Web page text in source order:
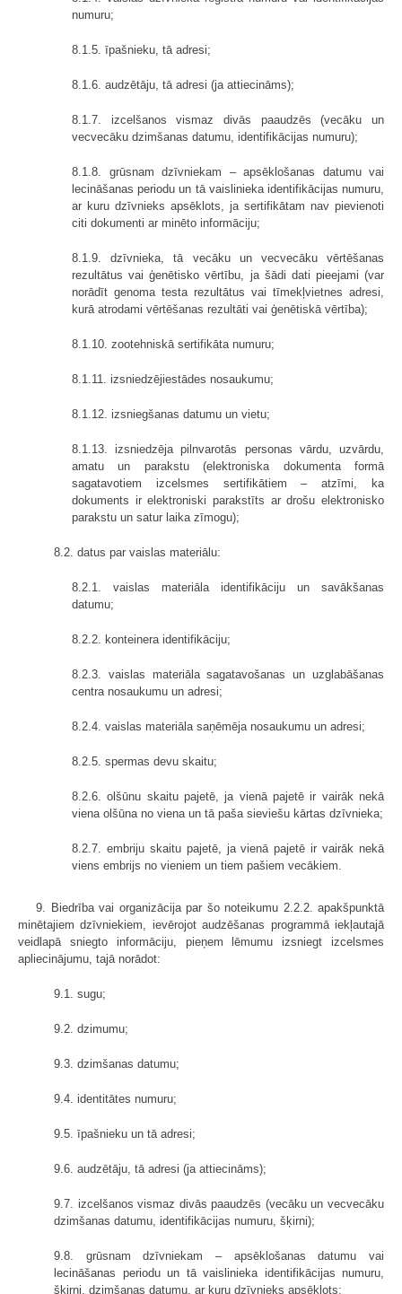
numuru;
8.1.5. īpašnieku, tā adresi;
8.1.6. audzētāju, tā adresi (ja attiecināms);
8.1.7. izcelšanos vismaz divās paaudzēs (vecāku un
vecvecāku dzimšanas datumu, identifikācijas numuru);
8.1.8. grūsnam dzīvniekam – apsēklošanas datumu vai
lecināšanas periodu un tā vaislinieka identifikācijas numuru,
ar kuru dzīvnieks apsēklots, ja sertifikātam nav pievienoti
citi dokumenti ar minēto informāciju;
8.1.9. dzīvnieka, tā vecāku un vecvecāku vērtēšanas
rezultātus vai ģenētisko vērtību, ja šādi dati pieejami (var
norādīt genoma testa rezultātus vai tīmekļvietnes adresi,
kurā atrodami vērtēšanas rezultāti vai ģenētiskā vērtība);
8.1.10. zootehniskā sertifikāta numuru;
8.1.11. izsniedzējiestādes nosaukumu;
8.1.12. izsniegšanas datumu un vietu;
8.1.13. izsniedzēja pilnvarotās personas vārdu, uzvārdu,
amatu un parakstu (elektroniska dokumenta formā
sagatavotiem izcelsmes sertifikātiem – atzīmi, ka
dokuments ir elektroniski parakstīts ar drošu elektronisko
parakstu un satur laika zīmogu);
8.2. datus par vaislas materiālu:
8.2.1. vaislas materiāla identifikāciju un savākšanas
datumu;
8.2.2. konteinera identifikāciju;
8.2.3. vaislas materiāla sagatavošanas un uzglabāšanas
centra nosaukumu un adresi;
8.2.4. vaislas materiāla saņēmēja nosaukumu un adresi;
8.2.5. spermas devu skaitu;
8.2.6. olšūnu skaitu pajetē, ja vienā pajetē ir vairāk nekā
viena olšūna no viena un tā paša sieviešu kārtas dzīvnieka;
8.2.7. embriju skaitu pajetē, ja vienā pajetē ir vairāk nekā
viens embrijs no vieniem un tiem pašiem vecākiem.
9. Biedrība vai organizācija par šo noteikumu 2.2.2. apakšpunktā
minētajiem dzīvniekiem, ievērojot audzēšanas programmā iekļautajā
veidlapā sniegto informāciju, pieņem lēmumu izsniegt izcelsmes
apliecinājumu, tajā norādot:
9.1. sugu;
9.2. dzimumu;
9.3. dzimšanas datumu;
9.4. identitātes numuru;
9.5. īpašnieku un tā adresi;
9.6. audzētāju, tā adresi (ja attiecināms);
9.7. izcelšanos vismaz divās paaudzēs (vecāku un vecvecāku
dzimšanas datumu, identifikācijas numuru, šķirni);
9.8. grūsnam dzīvniekam – apsēklošanas datumu vai
lecināšanas periodu un tā vaislinieka identifikācijas numuru,
šķirni, dzimšanas datumu, ar kuru dzīvnieks apsēklots;